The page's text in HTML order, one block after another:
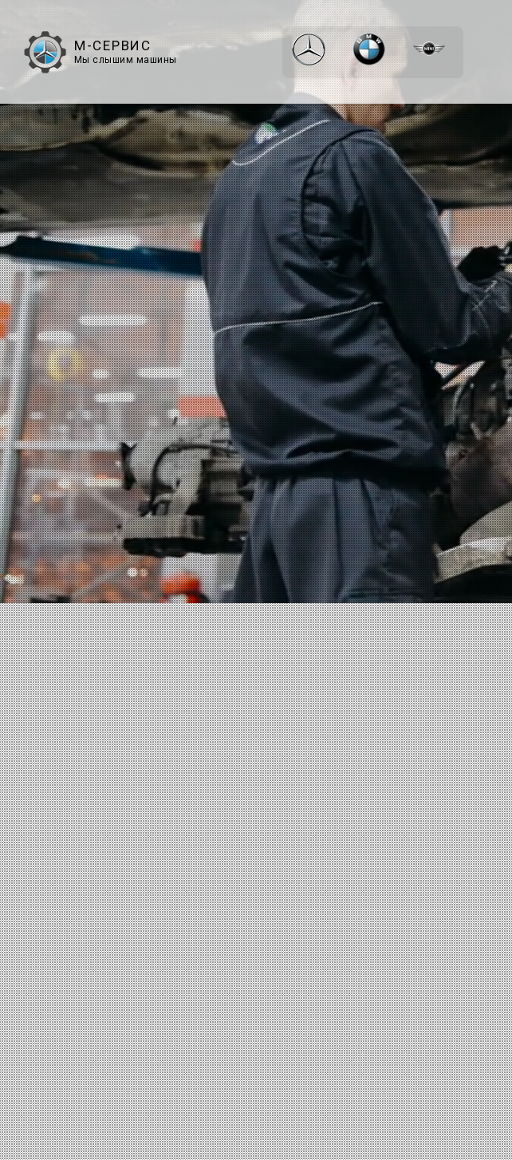
М-СЕРВИС
Мы слышим машины